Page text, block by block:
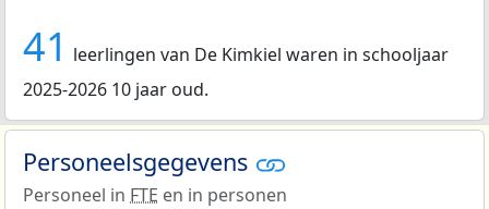
41 leerlingen van De Kimkiel waren in schooljaar
2025-2026 10 jaar oud.
Personeelsgegevens
Personeel in FTE en in personen